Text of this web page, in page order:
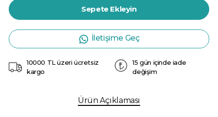
Sepete Ekleyin
İletişime Geç
10000 TL üzeri ücretsiz
kargo
15 gün içinde iade
değişim
Ürün Açıklaması